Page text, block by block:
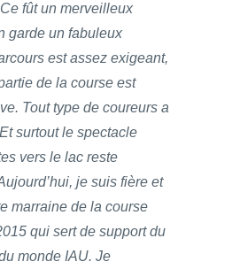
fût un merveilleux
garde un fabuleux
est assez exigeant,
de la course est
Tout type de coureurs a
surtout le spectacle
vers le lac reste
je suis fière et
marraine de la course
qui sert de support du
monde IAU. Je